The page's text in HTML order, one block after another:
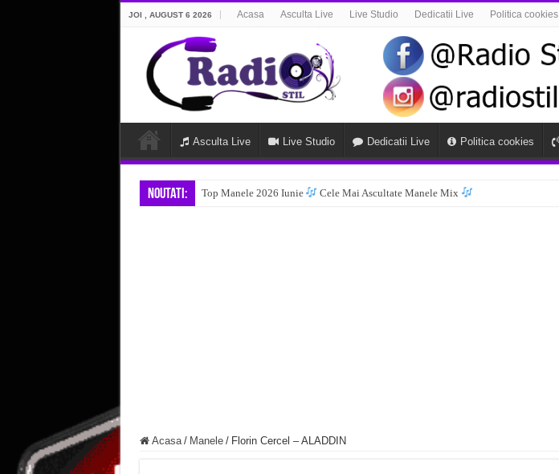
JOI , AUGUST 6 2026 Acasa Asculta Live Live Studio Dedicatii Live Politica cookies
Asculta Live Live Studio Dedicatii Live Politica cookies
Noutati: Top Manele 2026 Iunie Cele Mai Ascultate Manele Mix
Acasa / Manele / Florin Cercel – ALADDIN